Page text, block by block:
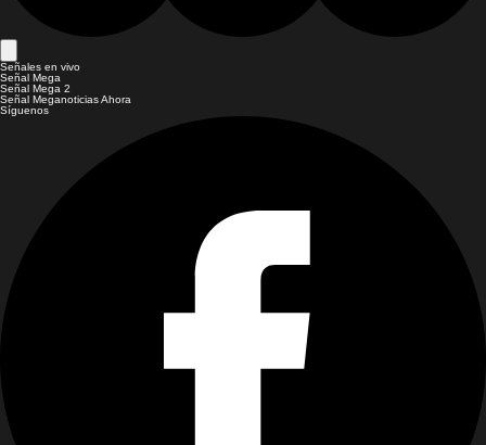
Señales en vivo
Señal Mega
Señal Mega 2
Señal Meganoticias Ahora
Síguenos